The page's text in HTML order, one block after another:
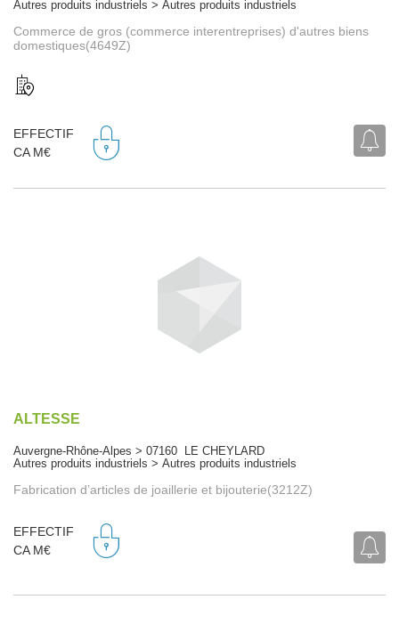
Autres produits industriels > Autres produits industriels
Commerce de gros (commerce interentreprises) d'autres biens
domestiques(4649Z)
EFFECTIF
CA M€
ALTESSE
Auvergne-Rhône-Alpes > 07160 LE CHEYLARD
Autres produits industriels > Autres produits industriels
Fabrication d’articles de joaillerie et bijouterie(3212Z)
EFFECTIF
CA M€